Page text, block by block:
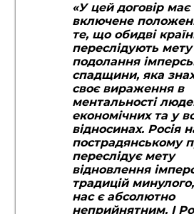
«У цей договір має
включене
те, що обидві
переслідують мету
подолання
спадщини, яка
своє вираження в
ментальності
економічних та у
відносинах. Росія
пострадянському
переслідує мету
відновлення
традицій
нас є абсолютно
неприйнятним. І